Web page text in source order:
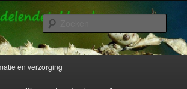
Takken en Wandelende
en wandelende bladeren info en verzorging.
en verzorging